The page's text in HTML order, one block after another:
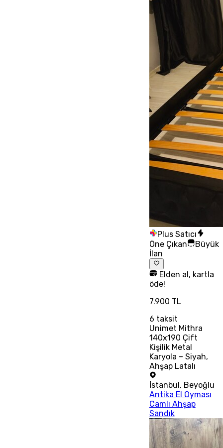
Plus Satıcı
Öne Çıkan
Büyük
İlan
Elden al, kartla
öde!
7.900 TL
6 taksit
Unimet Mithra
140x190 Çift
Kişilik Metal
Karyola – Siyah,
Ahşap Latalı
İstanbul , Beyoğlu
Antika El Oyması
Camlı Ahşap
Sandık